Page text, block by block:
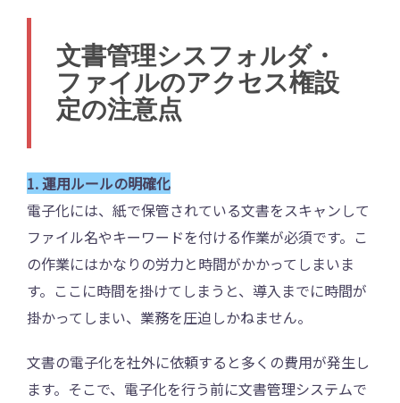
文書管理シスフォルダ・
ファイルのアクセス権設
定の注意点
1. 運用ルールの明確化
電子化には、紙で保管されている文書をスキャンして
ファイル名やキーワードを付ける作業が必須です。こ
の作業にはかなりの労力と時間がかかってしまいま
す。ここに時間を掛けてしまうと、導入までに時間が
掛かってしまい、業務を圧迫しかねません。
文書の電子化を社外に依頼すると多くの費用が発生し
ます。そこで、電子化を行う前に文書管理システムで